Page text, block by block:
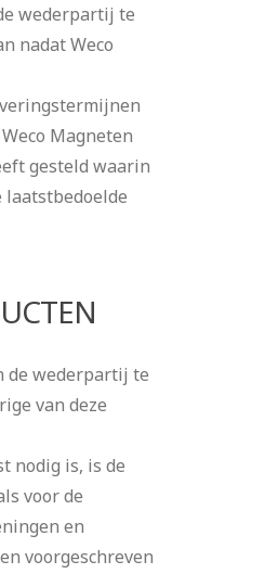
wederpartij te
nadat Weco
Magneten
gesteld waarin
de wederpartij te
van deze
nodig is, is de
voor de
en
voorgeschreven